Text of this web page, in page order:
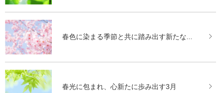
春色に染まる季節と共に踏み出す新たな...
春光に包まれ、心新たに歩み出す3月